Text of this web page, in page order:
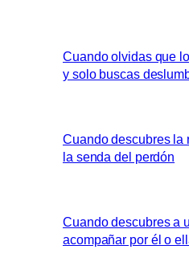
Cuando olvidas que
y solo buscas
Cuando descubres la
la senda del perdón
Cuando descubres a
acompañar por él o